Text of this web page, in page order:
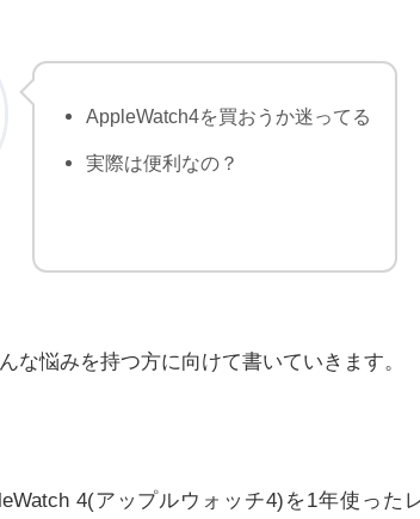
AppleWatch4を買おうか迷ってる
実際は便利なの？
な悩みを持つ方に向けて書いていきます。
4(アップルウォッチ4)を1年使った